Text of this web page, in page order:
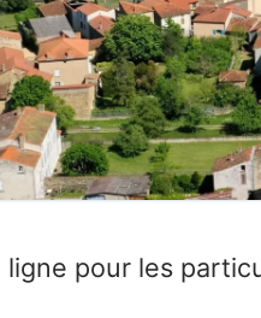
ligne pour les